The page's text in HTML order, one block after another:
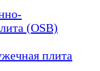
(OSB)
плита